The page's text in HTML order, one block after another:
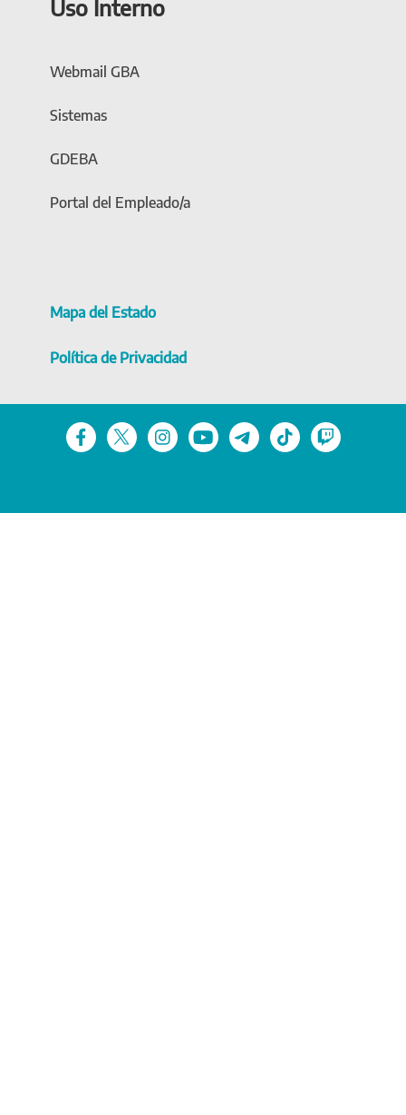
Uso Interno
Webmail GBA
Sistemas
GDEBA
Portal del Empleado/a
Mapa del Estado
Política de Privacidad